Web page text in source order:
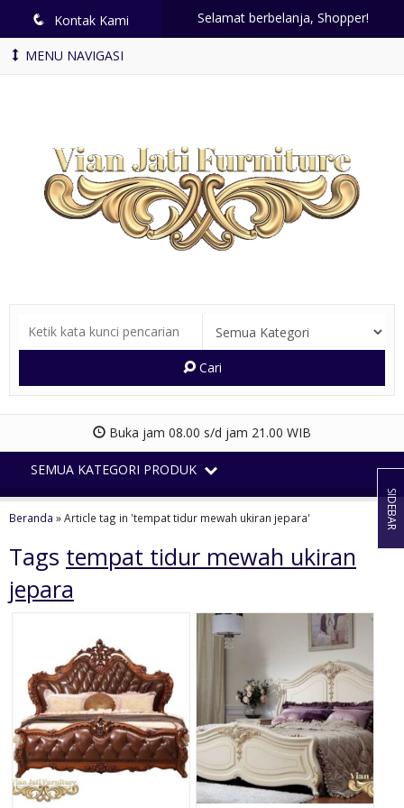
q Kontak Kami Selamat berbelanja, Shopper!
MENU NAVIGASI
Cari
Buka jam 08.00 s/d jam 21.00 WIB
SEMUA KATEGORI PRODUK
Beranda »Article tag in 'tempat tidur mewah ukiran jepara'
Tags tempat tidur mewah ukiran
jepara
SIDEBAR